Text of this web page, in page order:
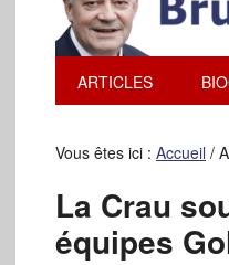
ARTICLES
Vous êtes ici : Accueil /
La Crau
équipes